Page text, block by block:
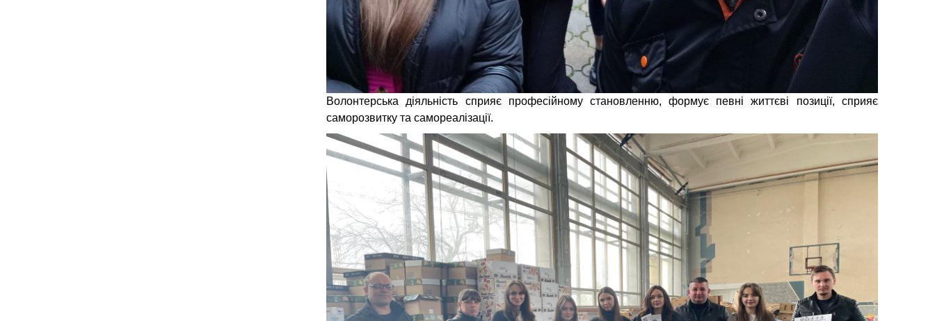
Волонтерська діяльність сприяє професійному становленню, формує певні життєві позиції, сприяє
саморозвитку та самореалізації.